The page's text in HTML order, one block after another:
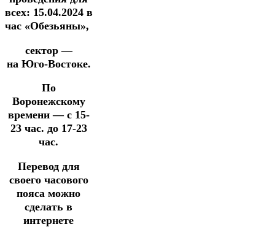
всех: 15.04.2024 в
час «Обезьяны»,
сектор —
на Юго-Востоке.
По
Воронежскому
времени — с 15-
23 час. до 17-23
час.
Перевод для
своего часового
пояса можно
сделать в
интернете